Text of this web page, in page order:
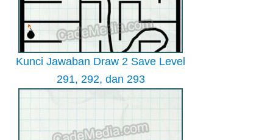
Kunci Jawaban Draw 2 Save Level
291, 292, dan 293